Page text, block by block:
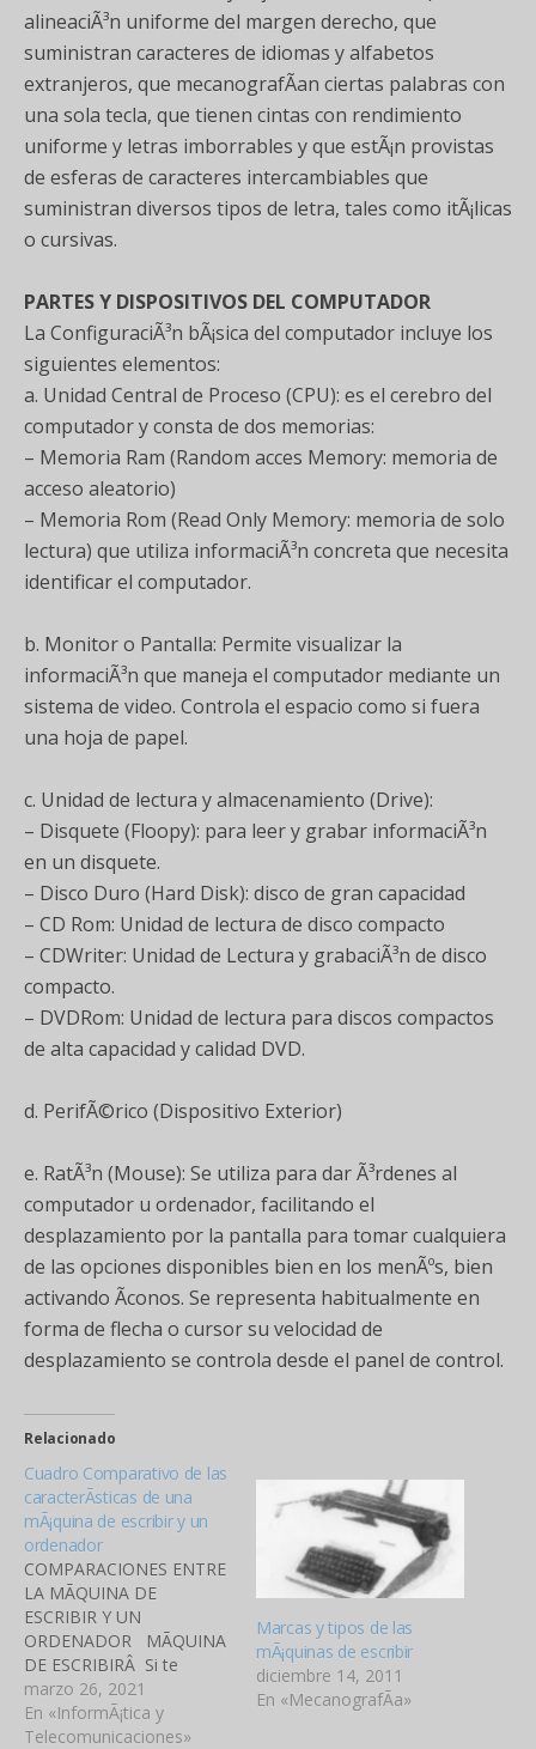
alineaciÃ³n uniforme del margen derecho, que
suministran caracteres de idiomas y alfabetos
extranjeros, que mecanografÃ­an ciertas palabras con
una sola tecla, que tienen cintas con rendimiento
uniforme y letras imborrables y que estÃ¡n provistas
de esferas de caracteres intercambiables que
suministran diversos tipos de letra, tales como itÃ¡licas
o cursivas.
PARTES Y DISPOSITIVOS DEL COMPUTADOR
La ConfiguraciÃ³n bÃ¡sica del computador incluye los
siguientes elementos:
a. Unidad Central de Proceso (CPU): es el cerebro del
computador y consta de dos memorias:
– Memoria Ram (Random acces Memory: memoria de
acceso aleatorio)
– Memoria Rom (Read Only Memory: memoria de solo
lectura) que utiliza informaciÃ³n concreta que necesita
identificar el computador.
b. Monitor o Pantalla: Permite visualizar la
informaciÃ³n que maneja el computador mediante un
sistema de video. Controla el espacio como si fuera
una hoja de papel.
c. Unidad de lectura y almacenamiento (Drive):
– Disquete (Floopy): para leer y grabar informaciÃ³n
en un disquete.
– Disco Duro (Hard Disk): disco de gran capacidad
– CD Rom: Unidad de lectura de disco compacto
– CDWriter: Unidad de Lectura y grabaciÃ³n de disco
compacto.
– DVDRom: Unidad de lectura para discos compactos
de alta capacidad y calidad DVD.
d. PerifÃ©rico (Dispositivo Exterior)
e. RatÃ³n (Mouse): Se utiliza para dar Ã³rdenes al
computador u ordenador, facilitando el
desplazamiento por la pantalla para tomar cualquiera
de las opciones disponibles bien en los menÃºs, bien
activando Ã­conos. Se representa habitualmente en
forma de flecha o cursor su velocidad de
desplazamiento se controla desde el panel de control.
Relacionado
Cuadro Comparativo de las
caracterÃ­sticas de una
mÃ¡quina de escribir y un
ordenador
COMPARACIONES ENTRE
LA MÃQUINA DE
ESCRIBIR Y UN
ORDENADOR MÃQUINA
DE ESCRIBIRÂ Si te
equivocas al escribir,
puedes corregirlo pero
con corrector Al poner
marzo 26, 2021
En «InformÃ¡tica y
Telecomunicaciones»
Marcas y tipos de las
mÃ¡quinas de escribir
diciembre 14, 2011
En «MecanografÃ­a»